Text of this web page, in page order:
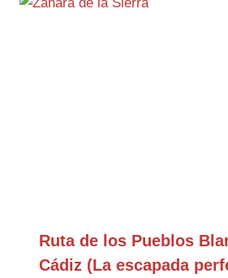
Ruta de los Pueblos
Cádiz (La escapada